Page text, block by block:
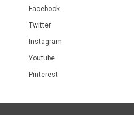
Facebook
Twitter
Instagram
Youtube
Pinterest